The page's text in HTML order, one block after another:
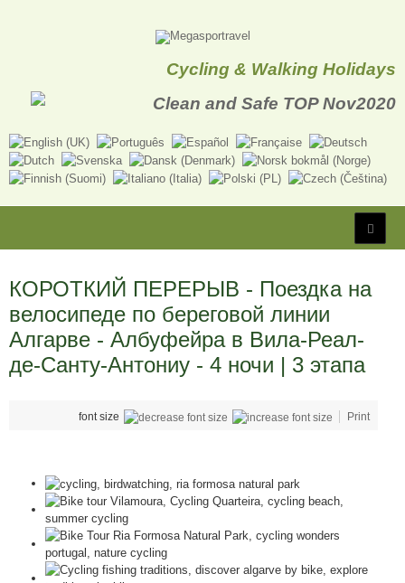
Cycling & Walking Holidays
КОРОТКИЙ ПЕРЕРЫВ - Поездка на
велосипеде по береговой линии
Алгарве - Албуфейра в Вила-Реал-
де-Санту-Антониу - 4 ночи | 3 этапа
font size Print